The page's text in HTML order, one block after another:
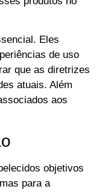
Eles
de uso
que as diretrizes
atuais. Além
aos
objetivos
para a